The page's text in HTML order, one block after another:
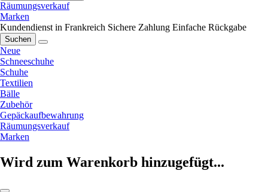
Räumungsverkauf
Marken
Kundendienst in Frankreich Sichere Zahlung Einfache Rückgabe
Suchen
Neue
Schneeschuhe
Schuhe
Textilien
Bälle
Zubehör
Gepäckaufbewahrung
Räumungsverkauf
Marken
Wird zum Warenkorb hinzugefügt...